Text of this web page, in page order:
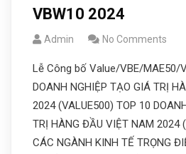
VBW10 2024
Admin No Comments
Lễ Công bố Value/VBE/MAE50/
DOANH NGHIỆP TẠO GIÁ TRỊ
2024 (VALUE500) TOP 10
TRỊ HÀNG ĐẦU VIỆT NAM 2024
CÁC NGÀNH KINH TẾ TRỌNG